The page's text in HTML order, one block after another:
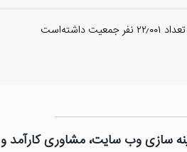
سازی وب سایت، مشاوری کارآمد و